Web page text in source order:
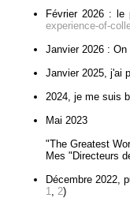
Février 2026 : le
experience-of-
Janvier 2026 :
Janvier 2025, j'ai
2024, je me suis
Mai 2023
"The Greatest
Mes "Directeurs
Décembre 2022,
1, 2)